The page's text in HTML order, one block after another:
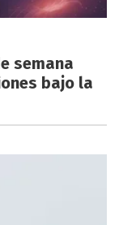
semana
bajo la